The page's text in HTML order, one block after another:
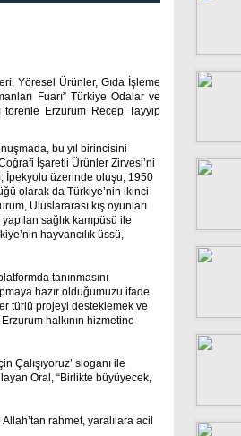
Yöresel Ürünler, Gıda İşleme
Fuarı” Türkiye Odalar ve
törenle Erzurum Recep Tayyip
bu yıl birincisini
İşaretli Ürünler Zirvesi’ni
İpekyolu üzerinde oluşu, 1950
olarak da Türkiye’nin ikinci
Uluslararası kış oyunları
sağlık kampüsü ile
hayvancılık üssü,
tanınmasını
hazır olduğumuzu ifade
türlü projeyi desteklemek ve
halkının hizmetine
Çalışıyoruz’ sloganı ile
Oral, “Birlikte büyüyecek,
rahmet, yaralılara acil